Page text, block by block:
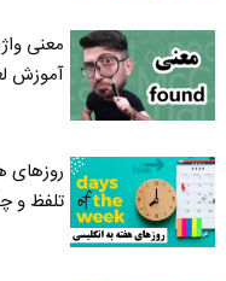
آموزش
روزهای
تلفظ و